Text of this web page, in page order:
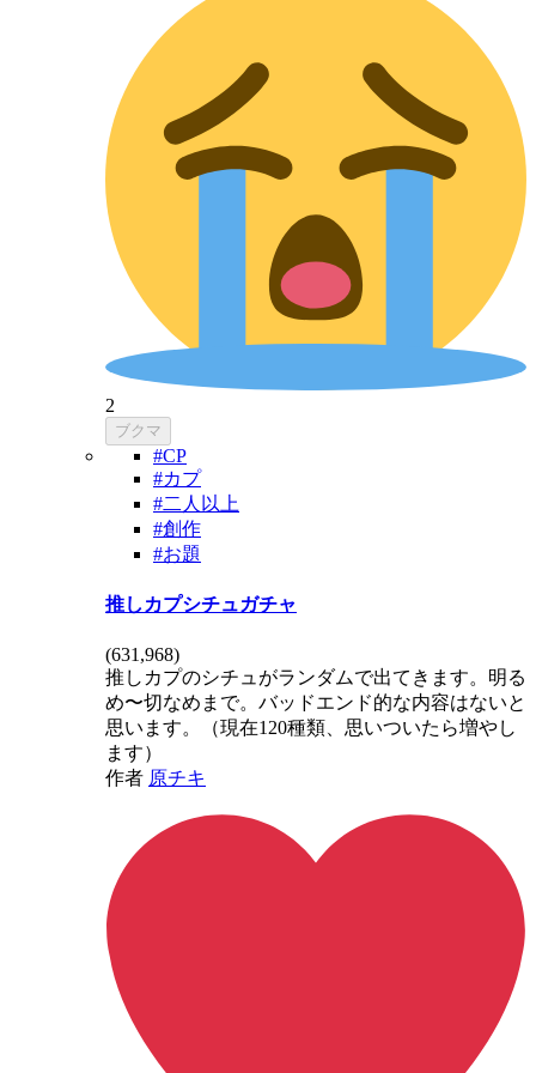
2
ブクマ
#CP
#カプ
#二人以上
#創作
#お題
推しカプシチュガチャ
(631,968)
推しカプのシチュがランダムで出てきます。明る
め〜切なめまで。バッドエンド的な内容はないと
思います。（現在120種類、思いついたら増やし
ます）
作者 原チキ